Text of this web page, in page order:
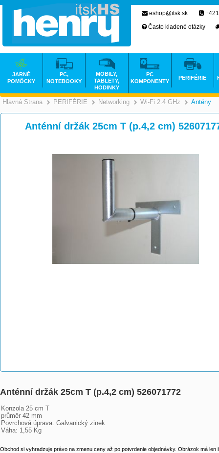
Hlavná Strana >
PERIFÉRIE >
Networking >
Wi-Fi 2.4 GHz Antény
Anténní držák 25cm T (p.4,2 cm)
Anténní držák 25cm T (p.4,2 cm) 526071772
Konzola 25 cm T
průměr 42 mm
Povrchová úprava: Galvanický zinek
Váha: 1,55 Kg
Obchod si vyhradzuje právo na zmenu ceny až po potvrdenie objednávky. Obrázok má len
eshop@itsk.sk
Často kladené otázky
JARNÉ
POMÔCKY
PC,
NOTEBOOKY
MOBILY,
TABLETY,
HODINKY
PC
KOMPONENTY
PERIFÉRIE